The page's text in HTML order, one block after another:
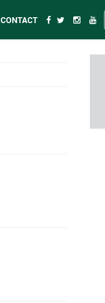
CONTACT